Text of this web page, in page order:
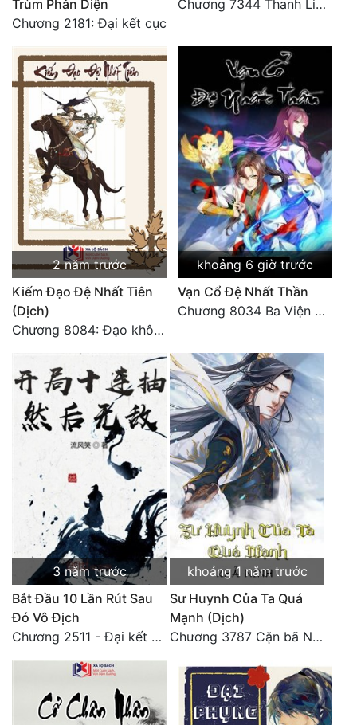
Quân Sự
Sảng Văn
Sắc
Sủng
Thanh Xuân
Tiên Hiệp
Tiểu Thuyết
Trinh Thám
Triều Đấu
Trùng Sinh
Tu Chân
Tu Tiên
Võ Hiệp
Võng Du
Xuyên Không
Xuyên Nhanh
Xuyên Sách
Xuyên Thư
Điền Văn
Trùm Phản Diện
Chương 2181: Đại kết cục
Chương 7344 Thanh Liên đỉnh (Đại kết cục) (2) HẾT.
2 năm trước
Kiếm Đạo Đệ Nhất Tiên
(Dịch)
Chương 8084: Đạo không bờ bến (Đại kết cục) (10)
khoảng 6 giờ trước
Vạn Cổ Đệ Nhất Thần
Chương 8034 Ba Viện Quân
3 năm trước
Bắt Đầu 10 Lần Rút Sau
Đó Vô Địch
Chương 2511 - Đại kết cục, Phiên ngoại thiên: Chư thiên quy nhất giới, vĩnh hằng thế giới. Hết!
khoảng 1 năm trước
Sư Huynh Của Ta Quá
Mạnh (Dịch)
Chương 3787 Cặn bã Nam Thiên Đạo